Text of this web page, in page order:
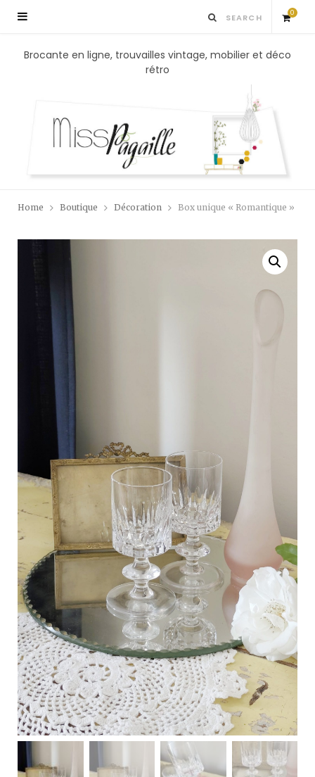
0
S
p
n
Brocante en ligne, trouvailles vintage, mobilier et déco
rétro
Home Boutique Décoration Box unique « Romantique »